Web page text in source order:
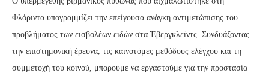
Φλόριντα υπογραμμίζει την επείγουσα ανάγκη αντιμετώπισης του
προβλήματος των εισβολέων ειδών στα Έβεργκλεϊντς. Συνδυάζοντας
την επιστημονική έρευνα, τις καινοτόμες μεθόδους ελέγχου και τη
συμμετοχή του κοινού, μπορούμε να εργαστούμε για την προστασία